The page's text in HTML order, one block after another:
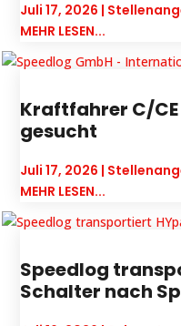
Juli 17, 2026 |
MEHR LESEN...
Kraftfahrer C/
gesucht
Juli 17, 2026 |
MEHR LESEN...
Speedlog
Schalter nach